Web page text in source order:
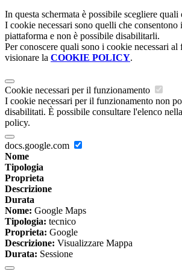
In questa schermata è possibile scegliere
I cookie necessari sono quelli che
piattaforma e non è possibile disabilitarli.
Per conoscere quali sono i cookie necessari
visionare la COOKIE POLICY.
Cookie necessari per il funzionamento
I cookie necessari per il funzionamento non
disabilitati. È possibile consultare l'elenco
policy.
docs.google.com
Nome
Tipologia
Proprieta
Descrizione
Durata
Nome: Google Maps
Tipologia: tecnico
Proprieta: Google
Descrizione: Visualizzare Mappa
Durata: Sessione